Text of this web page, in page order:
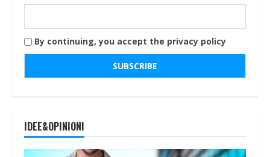
By continuing, you accept the privacy policy
IDEE&OPINIONI